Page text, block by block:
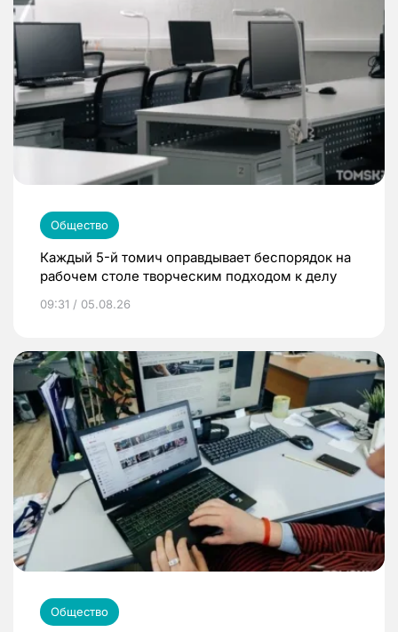
Общество
Каждый 5-й томич оправдывает беспорядок на
рабочем столе творческим подходом к делу
09:31 / 05.08.26
Общество